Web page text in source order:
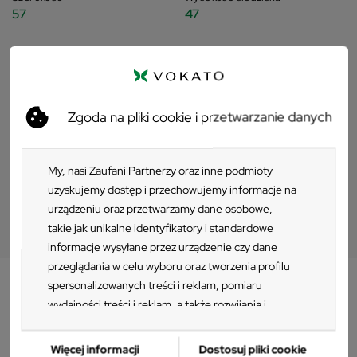
Zgoda na pliki cookie i przetwarzanie danych
My, nasi Zaufani Partnerzy oraz inne podmioty
uzyskujemy dostęp i przechowujemy informacje na
urządzeniu oraz przetwarzamy dane osobowe,
takie jak unikalne identyfikatory i standardowe
informacje wysyłane przez urządzenie czy dane
przeglądania w celu wyboru oraz tworzenia profilu
spersonalizowanych treści i reklam, pomiaru
wydajności treści i reklam, a także rozwijania i
Zaufani Partnerzy możemy korzystać z
Więcej informacji Dostosuj pliki cookie
57 47
Dodatkowe informacje
Pliki do pobrania
Pliki 3D
Krzesło zewnętrzne Ezpeleta TOWN PAD